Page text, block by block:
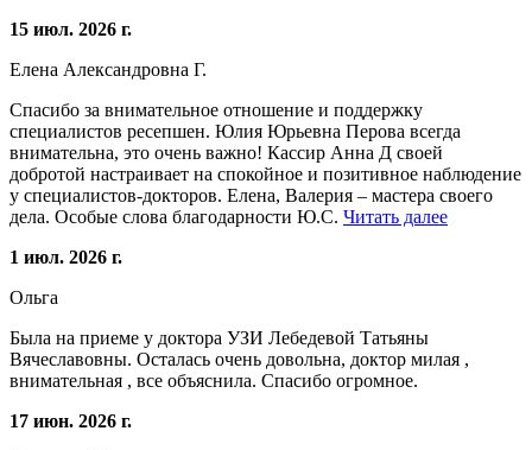
15 июл. 2026 г.
Елена Александровна Г.
Спасибо за внимательное отношение и поддержку
специалистов ресепшен. Юлия Юрьевна Перова всегда
внимательна, это очень важно! Кассир Анна Д своей
добротой настраивает на спокойное и позитивное наблюдение
у специалистов-докторов. Елена, Валерия – мастера своего
дела. Особые слова благодарности Ю.С. Читать далее
1 июл. 2026 г.
Ольга
Была на приеме у доктора УЗИ Лебедевой Татьяны
Вячеславовны. Осталась очень довольна, доктор милая ,
внимательная , все объяснила. Спасибо огромное.
17 июн. 2026 г.